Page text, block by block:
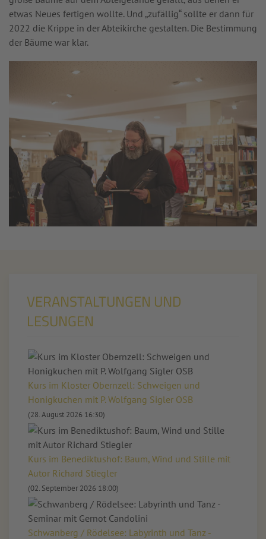
etwas Neues fertigen wollte. Und „zufällig“ sollte er dann für
2022 die Krippe in der Abteikirche gestalten. Die Bestimmung
der Bäume war klar.
VERANSTALTUNGEN UND
LESUNGEN
Kurs im Kloster Obernzell: Schweigen und
Honigkuchen mit P. Wolfgang Sigler OSB
(28. August 2026 16:30)
Kurs im Benediktushof: Baum, Wind und Stille mit
Autor Richard Stiegler
(02. September 2026 18:00)
Schwanberg / Rödelsee: Labyrinth und Tanz -